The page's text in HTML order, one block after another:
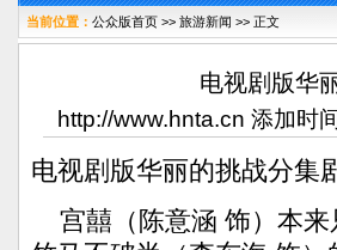
当前位置： 公众版首页 >> 旅游新闻 >> 正文
电视剧版华
http://www.hnta.cn 添加时
电视剧版华丽的挑战分集
宫囍（陈意涵 饰）本来